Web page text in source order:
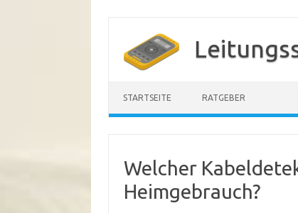
springen
STARTSEITE RATGEBER
Welcher
Heimgebrauch?